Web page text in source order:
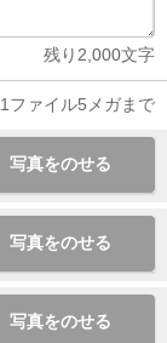
残り 2,000文字
1ファイル5メガまで
写真をのせる
写真をのせる
写真をのせる